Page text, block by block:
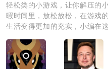
*僵尸形象卡通可爱，既感
松心情享受游戏的乐趣。
轻松类的小游戏，让你解压的
暇时间里，放松放松，在游戏
生活变得更加的充实，小编在